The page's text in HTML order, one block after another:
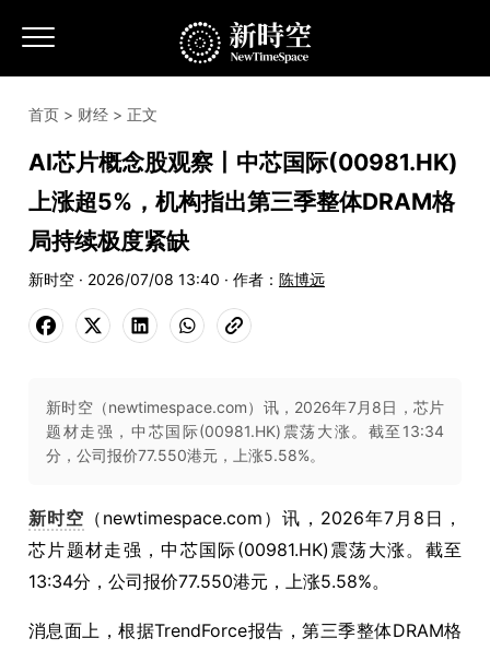
首页 > 财经 > 正文
AI芯片概念股观察丨中芯国际(00981.HK)
上涨超5%，机构指出第三季整体DRAM格
局持续极度紧缺
新时空 · 2026/07/08 13:40 · 作者： 陈博远
新时空（newtimespace.com）讯，2026年7月8日，芯片
题材走强，中芯国际(00981.HK)震荡大涨。截至13:34
分，公司报价77.550港元，上涨5.58%。
新时空 （newtimespace.com）讯，2026年7月8日，
芯片题材走强，中芯国际(00981.HK)震荡大涨。截至
13:34分，公司报价77.550港元，上涨5.58%。
消息面上，根据TrendForce报告，第三季整体DRAM格